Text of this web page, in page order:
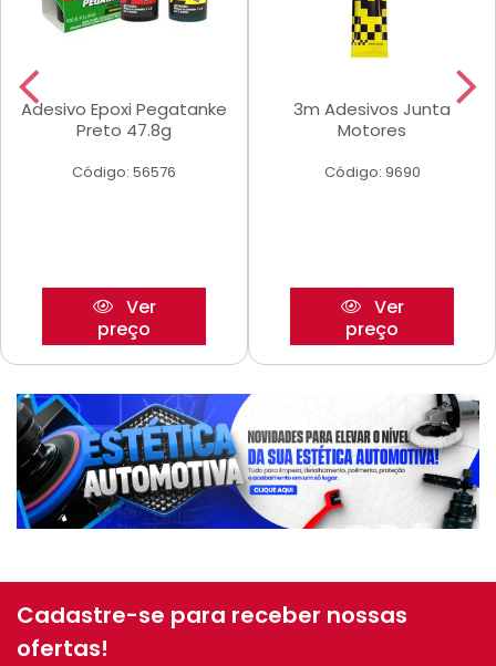
Adesivo Epoxi Pegatanke
Preto 47.8g
Código: 56576
Ver
preço
3m Adesivos Junta
Motores
Código: 9690
Ver
preço
Cadastre-se para receber nossas
ofertas!